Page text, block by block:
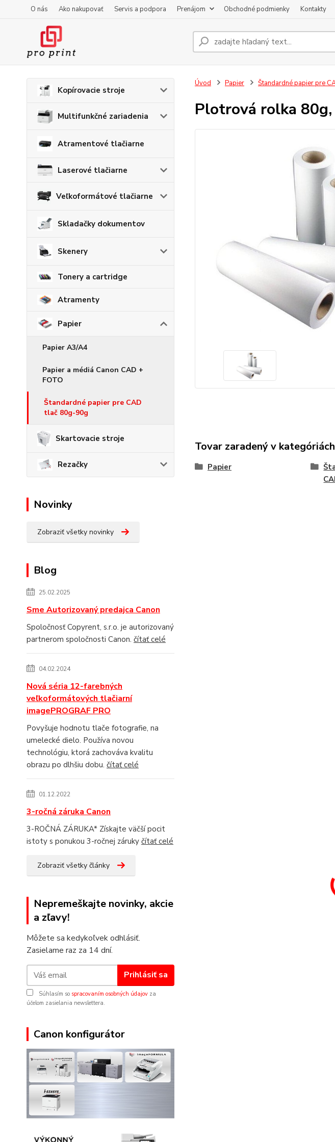
O nás Ako nakupovať Servis a podpora Prenájom Obchodné podmienky Kontakty
Kopírovacie stroje
Multifunkčné zariadenia
Atramentové tlačiarne
Laserové tlačiarne
Veľkoformátové tlačiarne
Skladačky dokumentov
Skenery
Tonery a cartridge
Atramenty
Papier
Papier A3/A4
Papier a médiá Canon CAD +
FOTO
Štandardné papier pre CAD
tlač 80g-90g
Skartovacie stroje
Rezačky
Novinky
Zobraziť všetky novinky
Blog
25.02.2025
Sme Autorizovaný predajca Canon
Spoločnosť Copyrent, s.r.o. je autorizovaný
partnerom spoločnosti Canon. čítať celé
04.02.2024
Nová séria 12-farebných
veľkoformátových tlačiarní
imagePROGRAF PRO
Povyšuje hodnotu tlače fotografie, na
umelecké dielo. Používa novou
technológiu, ktorá zachováva kvalitu
obrazu po dlhšiu dobu. čítať celé
01.12.2022
3-ročná záruka Canon
3-ROČNÁ ZÁRUKA* Získajte väčší pocit
istoty s ponukou 3-ročnej záruky čítať celé
Zobraziť všetky články
Nepremeškajte novinky, akcie
a zľavy!
Môžete sa kedykoľvek odhlásiť.
Zasielame raz za 14 dní.
Prihlásiť sa
Súhlasím so spracovaním osobných údajov za
účelom zasielania newslettera.
Canon konfigurátor
Úvod Papier Štandardné papier pre
Plotrová rolka
Tovar zaradený v kategóriách
Papier